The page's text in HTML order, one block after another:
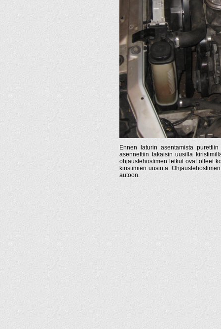
Ennen laturin asentamista
asennettiin takaisin uusilla
ohjaustehostimen letkut ovat olleet
kiristimien uusinta.
autoon.